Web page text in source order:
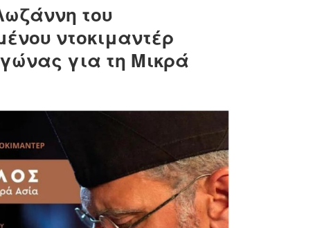
του
ντοκιμαντέρ
για τη Μικρά